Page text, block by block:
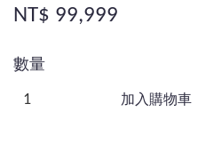
NT$ 99,999
數量
加入購物車